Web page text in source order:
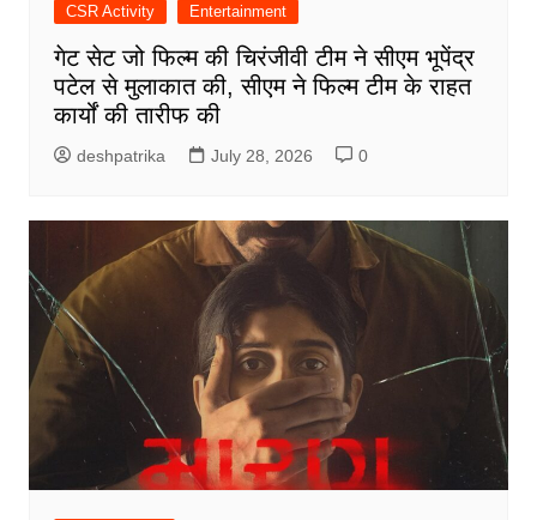
CSR Activity Entertainment
गेट सेट जो फिल्म की चिरंजीवी टीम ने सीएम भूपेंद्र
पटेल से मुलाकात की, सीएम ने फिल्म टीम के राहत
कार्यों की तारीफ की
deshpatrika July 28, 2026 0